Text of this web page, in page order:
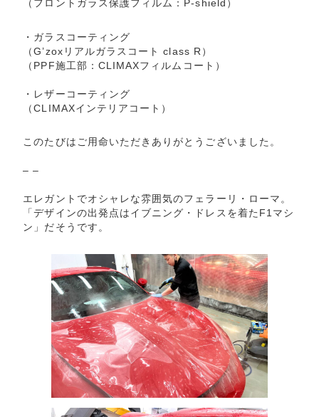
（フロントガラス保護フィルム：P-shield）
・ガラスコーティング
（G’zoxリアルガラスコート class R）
（PPF施工部：CLIMAXフィルムコート）
・レザーコーティング
（CLIMAXインテリアコート）
このたびはご用命いただきありがとうございました。
– –
エレガントでオシャレな雰囲気のフェラーリ・ローマ。
「デザインの出発点はイブニング・ドレスを着たF1マシ
ン」だそうです。